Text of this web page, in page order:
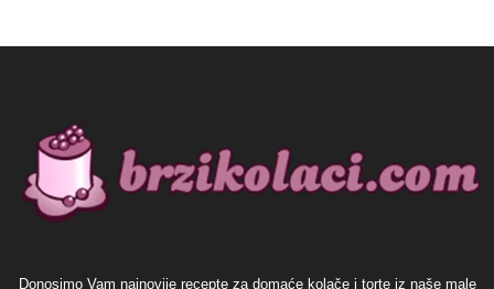
Donosimo Vam najnovije recepte za domaće kolače i torte iz naše male